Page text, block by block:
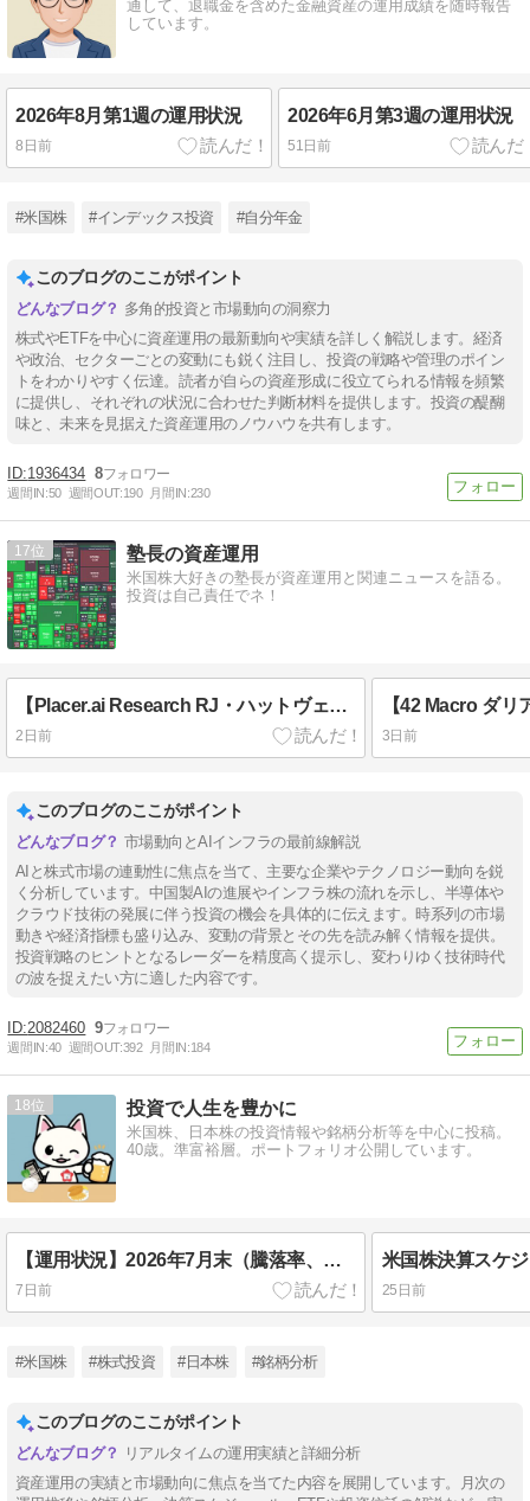
通して、退職金を含めた金融資産の運用成績を随時報告
しています。
2026年8月第1週の運用状況
8日前
2026年6月第3週の運用状況
51日前
#米国株 #インデックス投資 #自分年金
このブログのここがポイント
多角的投資と市場動向の洞察力
株式やETFを中心に資産運用の最新動向や実績を詳しく解説します。経済
や政治、セクターごとの変動にも鋭く注目し、投資の戦略や管理のポイン
トをわかりやすく伝達。読者が自らの資産形成に役立てられる情報を頻繁
に提供し、それぞれの状況に合わせた判断材料を提供します。投資の醍醐
味と、未来を見据えた資産運用のノウハウを共有します。
1936434 8
週間IN:50 週間OUT:190 月間IN:230
17 塾長の資産運用
米国株大好きの塾長が資産運用と関連ニュースを語る。
投資は自己責任でネ！
【Placer.ai Research RJ・ハットヴェイ】食中毒問題の典型的ケースでは、客足回復に数カ月を要する。
2日前 3日前
このブログのここがポイント
市場動向とAIインフラの最前線解説
AIと株式市場の連動性に焦点を当て、主要な企業やテクノロジー動向を鋭
く分析しています。中国製AIの進展やインフラ株の流れを示し、半導体や
クラウド技術の発展に伴う投資の機会を具体的に伝えます。時系列の市場
動きや経済指標も盛り込み、変動の背景とその先を読み解く情報を提供。
投資戦略のヒントとなるレーダーを精度高く提示し、変わりゆく技術時代
の波を捉えたい方に適した内容です。
2082460 9
週間IN:40 週間OUT:392 月間IN:184
18 投資で人生を豊かに
米国株、日本株の投資情報や銘柄分析等を中心に投稿。
40歳。準富裕層。ポートフォリオ公開しています。
【運用状況】2026年7月末（騰落率、配当金等）
7日前
米国株決算スケ
25日前
#米国株 #株式投資 #日本株 #銘柄分析
このブログのここがポイント
リアルタイムの運用実績と詳細分析
資産運用の実績と市場動向に焦点を当てた内容を展開しています。月次の